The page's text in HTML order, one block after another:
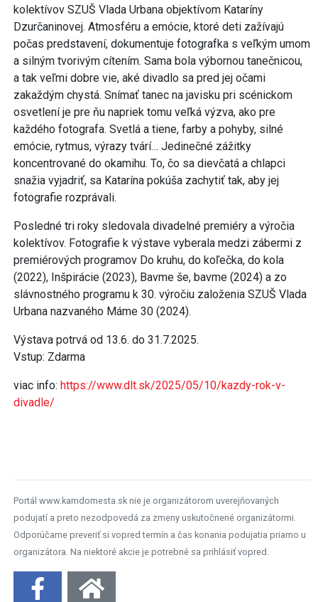
kolektívov SZUŠ Vlada Urbana objektívom Kataríny
Dzurčaninovej. Atmosféru a emócie, ktoré deti zažívajú
počas predstavení, dokumentuje fotografka s veľkým umom
a silným tvorivým cítením. Sama bola výbornou tanečnicou,
a tak veľmi dobre vie, aké divadlo sa pred jej očami
zakaždým chystá. Snímať tanec na javisku pri scénickom
osvetlení je pre ňu napriek tomu veľká výzva, ako pre
každého fotografa. Svetlá a tiene, farby a pohyby, silné
emócie, rytmus, výrazy tvárí… Jedinečné zážitky
koncentrované do okamihu. To, čo sa dievčatá a chlapci
snažia vyjadriť, sa Katarína pokúša zachytiť tak, aby jej
fotografie rozprávali.
Posledné tri roky sledovala divadelné premiéry a výročia
kolektívov. Fotografie k výstave vyberala medzi zábermi z
premiérových programov Do kruhu, do koľečka, do kola
(2022), Inšpirácie (2023), Bavme še, bavme (2024) a zo
slávnostného programu k 30. výročiu založenia SZUŠ Vlada
Urbana nazvaného Máme 30 (2024).
Výstava potrvá od 13.6. do 31.7.2025.
Vstup: Zdarma
viac info: https://www.dlt.sk/2025/05/10/kazdy-rok-v-
divadle/
Portál www.kamdomesta.sk nie je organizátorom uverejňovaných
podujatí a preto nezodpovedá za zmeny uskutočnené organizátormi.
Odporúčame preveriť si vopred termín a čas konania podujatia priamo u
organizátora. Na niektoré akcie je potrebné sa prihlásiť vopred.